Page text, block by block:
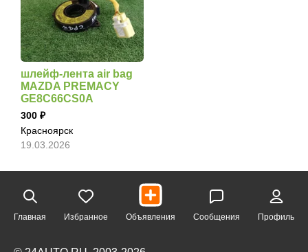
шлейф-лента air bag
MAZDA PREMACY
GE8C66CS0A
300
Красноярск
19.03.2026
Главная Избранное Объявления Сообщения Профиль